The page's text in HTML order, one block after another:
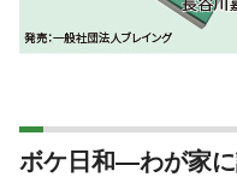
ボケ日和―わが家